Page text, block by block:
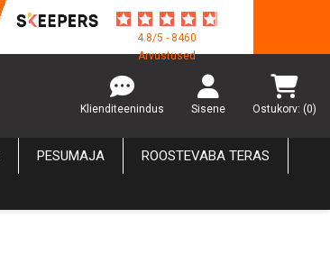
4.8/5 - 8460
Arvustused
Klienditeenindus Sisene Ostukorv: (0)
PESUMAJA ROOSTEVABA TERAS